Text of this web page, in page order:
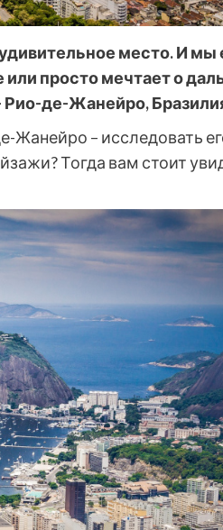
место. И мы
просто мечтает о
Рио-де-Жанейро,
Жанейро – исследовать
Тогда вам стоит